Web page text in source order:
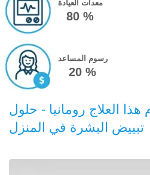
معدات العيادة
80 %
رسوم المساعد
20 %
هذا العلاج رومانيا - حلول
تبييض البشرة في المنزل